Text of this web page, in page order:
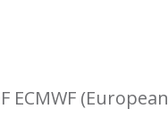
ECMWF (European